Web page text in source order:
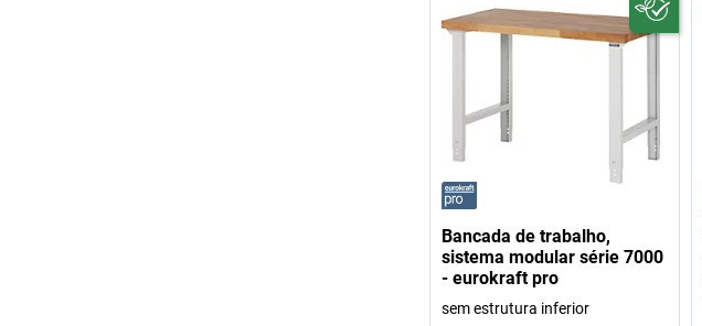
Bancada de trabalho,
sistema modular série 7000
- eurokraft pro
sem estrutura inferior